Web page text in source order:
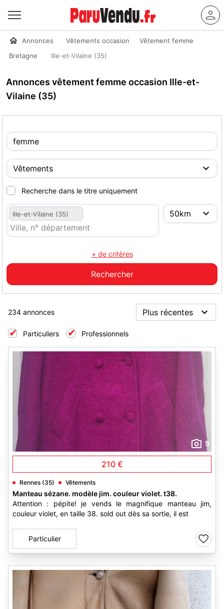
Annonces Vêtements occasion
Vêtement femme
Bretagne
Ille-et-Vilaine (35)
Annonces vêtement femme occasion Ille-et-
Vilaine (35)
Recherche dans le titre uniquement
Ille-et-Vilaine (35)
+ de critères
234 annonces
Particuliers Professionnels
5
210 €
Rennes (35) Vêtements
Manteau sézane. modèle jim. couleur violet. t38.
Attention : pépite! je vends le magnifique manteau jim,
couleur violet, en taille 38. sold out dès sa sortie, il est
Particulier